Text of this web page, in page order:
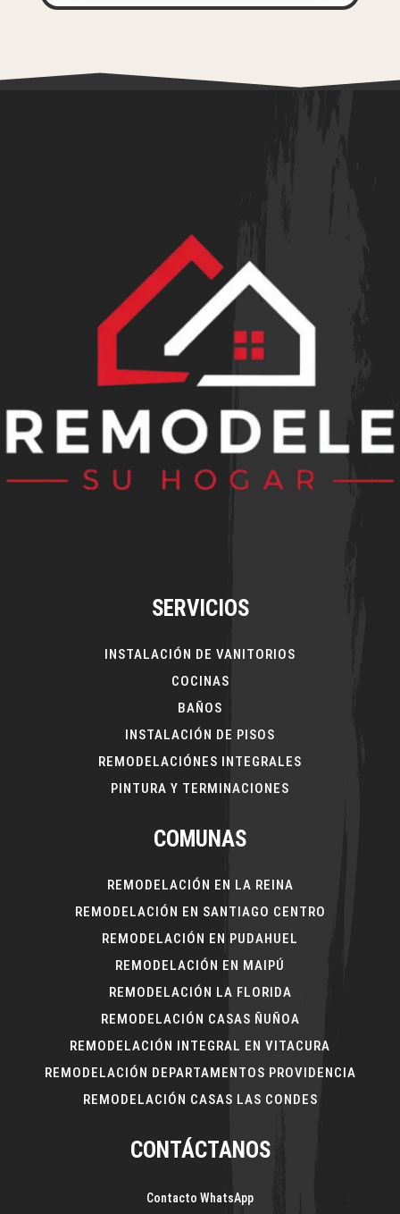
SERVICIOS
INSTALACIÓN DE VANITORIOS
COCINAS
BAÑOS
INSTALACIÓN DE PISOS
REMODELACIÓNES INTEGRALES
PINTURA Y TERMINACIONES
COMUNAS
REMODELACIÓN EN LA REINA
REMODELACIÓN EN SANTIAGO CENTRO
REMODELACIÓN EN PUDAHUEL
REMODELACIÓN EN MAIPÚ
REMODELACIÓN LA FLORIDA
REMODELACIÓN CASAS ÑUÑOA
REMODELACIÓN INTEGRAL EN VITACURA
REMODELACIÓN DEPARTAMENTOS PROVIDENCIA
REMODELACIÓN CASAS LAS CONDES
CONTÁCTANOS
Contacto WhatsApp